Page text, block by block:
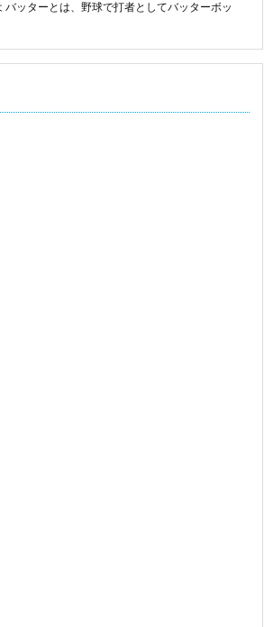
バッターとは、野球で打者としてバッターボッ